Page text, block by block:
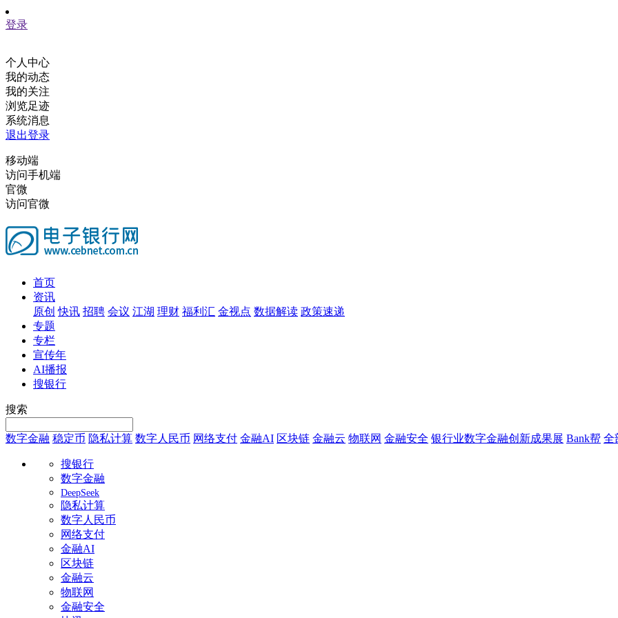
登录
个人中心
我的动态
我的关注
浏览足迹
系统消息
退出登录
移动端
访问手机端
官微
访问官微
首页
资讯
原创 快讯 招聘 会议 江湖 理财 福利汇 金视点 数据解读 政策速递
专题
专栏
宣传年
AI播报
搜银行
搜索
数字金融 稳定币 隐私计算 数字人民币 网络支付 金融AI 区块链 金融云 物联网 金融安全 银行业数字金融创新成果展 Bank帮 全
搜银行
数字金融
DeepSeek
隐私计算
数字人民币
网络支付
金融AI
区块链
金融云
物联网
金融安全